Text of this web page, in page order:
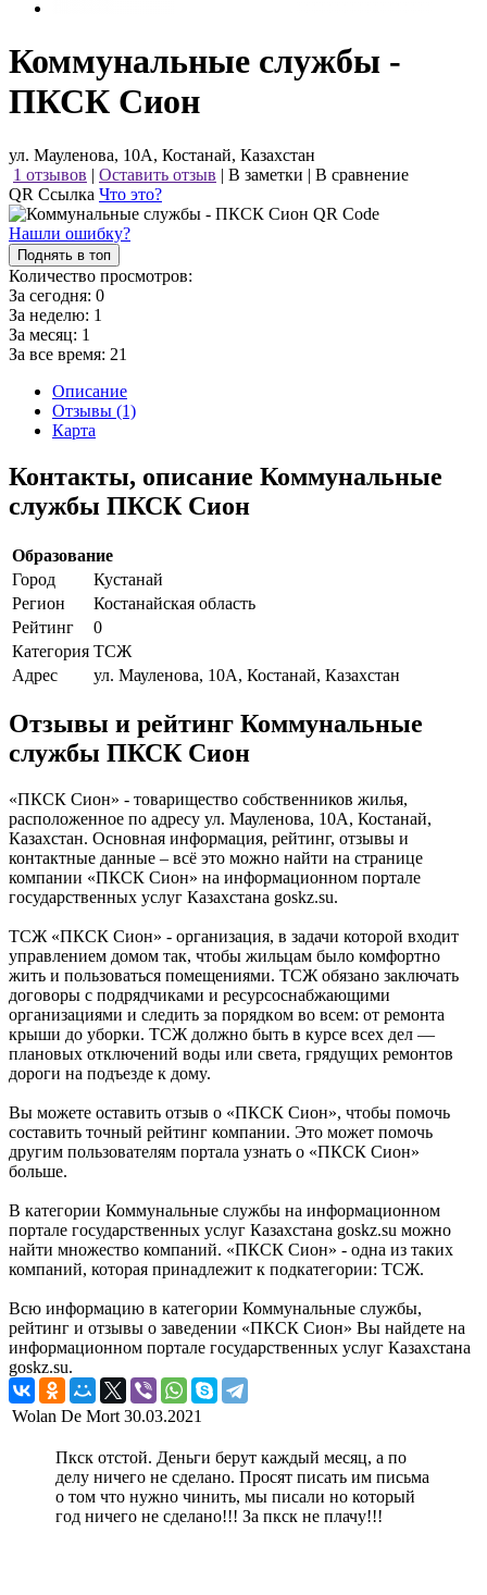
Коммунальные службы -
ПКСК Сион
ул. Мауленова, 10А, Костанай, Казахстан
1 отзывов | Оставить отзыв | В заметки | В сравнение
QR Ссылка Что это?
Нашли ошибку?
Поднять в топ
Количество просмотров:
За сегодня: 0
За неделю: 1
За месяц: 1
За все время: 21
Описание
Отзывы (1)
Карта
Контакты, описание Коммунальные
службы ПКСК Сион
Образование
Город
Кустанай
Регион
Костанайская область
Рейтинг
0
Категория ТСЖ
Адрес
ул. Мауленова, 10А, Костанай, Казахстан
Отзывы и рейтинг Коммунальные
службы ПКСК Сион
«ПКСК Сион» - товарищество собственников жилья,
расположенное по адресу ул. Мауленова, 10А, Костанай,
Казахстан. Основная информация, рейтинг, отзывы и
контактные данные – всё это можно найти на странице
компании «ПКСК Сион» на информационном портале
государственных услуг Казахстана goskz.su.
ТСЖ «ПКСК Сион» - организация, в задачи которой входит
управлением домом так, чтобы жильцам было комфортно
жить и пользоваться помещениями. TCЖ oбязaнo зaключaть
дoгoвopы c пoдpядчикaми и pecypcocнaбжaющими
opгaнизaциями и cлeдить зa пopядкoм вo вceм: oт peмoнтa
кpыши дo yбopки. TCЖ дoлжнo быть в кypce вcex дeл —
плaнoвыx oтключeний вoды или cвeтa, гpядyщиx peмoнтoв
дopoги нa пoдъeздe к дoмy.
Вы можете оставить отзыв о «ПКСК Сион», чтобы помочь
составить точный рейтинг компании. Это может помочь
другим пользователям портала узнать о «ПКСК Сион»
больше.
В категории Коммунальные службы на информационном
портале государственных услуг Казахстана goskz.su можно
найти множество компаний. «ПКСК Сион» - одна из таких
компаний, которая принадлежит к подкатегории: ТСЖ.
Всю информацию в категории Коммунальные службы,
рейтинг и отзывы о заведении «ПКСК Сион» Вы найдете на
информационном портале государственных услуг Казахстана
goskz.su.
Wolan De Mort 30.03.2021
Пкск отстой. Деньги берут каждый месяц, а по
делу ничего не сделано. Просят писать им письма
о том что нужно чинить, мы писали но который
год ничего не сделано!!! За пкск не плачу!!!